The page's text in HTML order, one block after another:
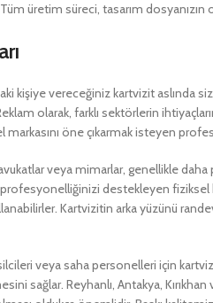
üretim süreci, tasarım dosyanızın
kişiye vereceğiniz kartvizit
olarak, farklı sektörlerin
öne çıkarmak isteyen
veya mimarlar, genellikle
profesyonelliğinizi destekleyen
Kartvizitin arka yüzünü
veya saha personelleri için
sağlar. Reyhanlı, Antakya,